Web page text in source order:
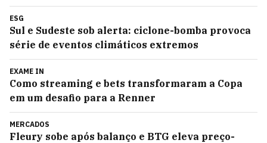
ESG
Sul e Sudeste sob alerta: ciclone-bomba provoca
série de eventos climáticos extremos
EXAME IN
Como streaming e bets transformaram a Copa
em um desafio para a Renner
MERCADOS
Fleury sobe após balanço e BTG eleva preço-